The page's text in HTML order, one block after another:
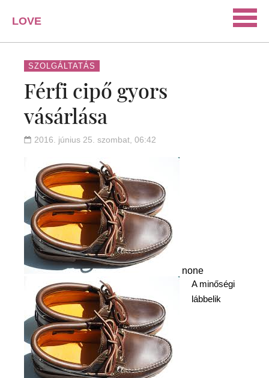
LOVE
PORTAL
SZERELEM
ISMERKEDÉS
PÁRKAPCSOLAT
HÁZASSÁG
SZOLGÁLTATÁS
Férfi cipő gyors
vásárlása
2016. június 25. szombat, 06:42
none
A minőségi
lábbelik